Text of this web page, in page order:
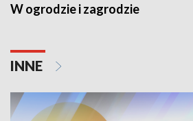
W ogrodzie i zagrodzie
INNE